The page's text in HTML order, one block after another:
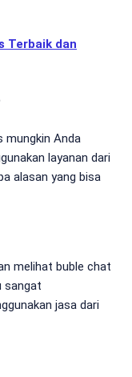
Terbaik dan
mungkin Anda
layanan dari
alasan yang bisa
melihat buble chat
sangat
jasa dari